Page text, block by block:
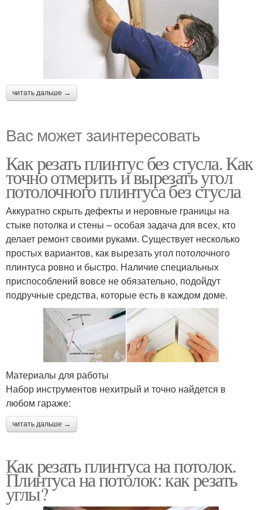
читать дальше →
Вас может заинтересовать
Как резать плинтус без стусла. Как
точно отмерить и вырезать угол
потолочного плинтуса без стусла
Аккуратно скрыть дефекты и неровные границы на
стыке потолка и стены – особая задача для всех, кто
делает ремонт своими руками. Существует несколько
простых вариантов, как вырезать угол потолочного
плинтуса ровно и быстро. Наличие специальных
приспособлений вовсе не обязательно, подойдут
подручные средства, которые есть в каждом доме.
Материалы для работы
Набор инструментов нехитрый и точно найдется в
любом гараже:
читать дальше →
Как резать плинтуса на потолок.
Плинтуса на потолок: как резать
углы?